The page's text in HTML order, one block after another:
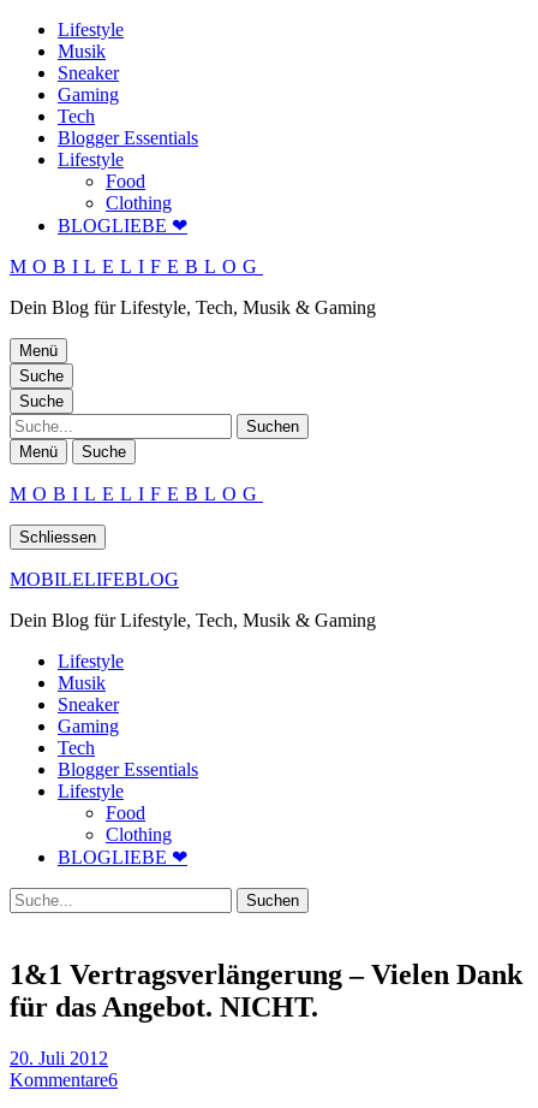
Lifestyle
Musik
Sneaker
Gaming
Tech
Blogger Essentials
Lifestyle
Food
Clothing
BLOGLIEBE ❤
MOBILELIFEBLOG
Dein Blog für Lifestyle, Tech, Musik & Gaming
Menü
Suche
Suche
Suche
Menü Suche
MOBILELIFEBLOG
Schliessen
MOBILELIFEBLOG
Dein Blog für Lifestyle, Tech, Musik & Gaming
Lifestyle
Musik
Sneaker
Gaming
Tech
Blogger Essentials
Lifestyle
Food
Clothing
BLOGLIEBE ❤
Suche
1&1 Vertragsverlängerung – Vielen Dank
für das Angebot. NICHT.
20. Juli 2012
Kommentare6